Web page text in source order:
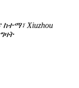
Xiuzhou